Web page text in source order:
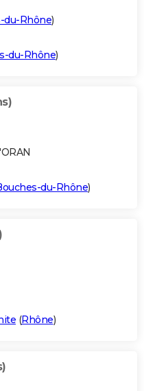
du-Rhône)
du-Rhône)
du-Rhône)
(Rhône)